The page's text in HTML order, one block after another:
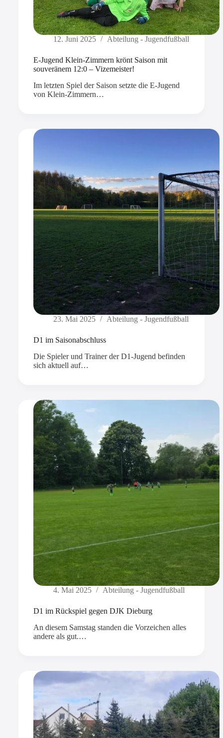
12. Juni 2025 Abteilung - Jugendfußball
E-Jugend Klein-Zimmern krönt Saison mit
souveränem 12:0 – Vizemeister!
Im letzten Spiel der Saison setzte die E-Jugend
von Klein-Zimmern…
23. Mai 2025 Abteilung - Jugendfußball
D1 im Saisonabschluss
Die Spieler und Trainer der D1-Jugend befinden
sich aktuell auf…
4. Mai 2025 Abteilung - Jugendfußball
D1 im Rückspiel gegen DJK Dieburg
An diesem Samstag standen die Vorzeichen alles
andere als gut.…